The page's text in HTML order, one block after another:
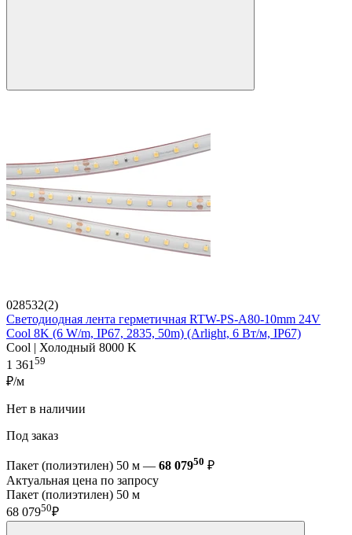
028532(2)
Светодиодная лента герметичная RTW-PS-A80-10mm 24V
Cool 8K (6 W/m, IP67, 2835, 50m) (Arlight, 6 Вт/м, IP67)
Cool | Холодный 8000 K
1 361 59
₽/м
Нет в наличии
Под заказ
Пакет (полиэтилен) 50 м — 68 07950 ₽
Актуальная цена по запросу
Пакет (полиэтилен) 50 м
68 07950₽